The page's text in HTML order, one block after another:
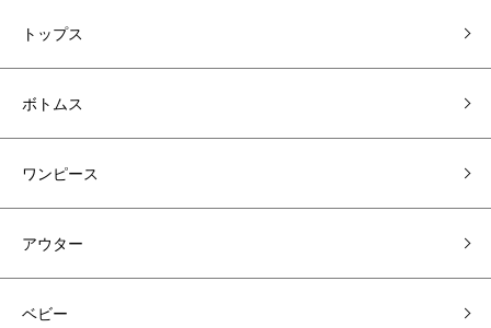
トップス
ボトムス
ワンピース
アウター
ベビー